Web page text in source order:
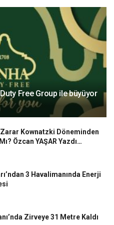
Free Group ile büyüyor
Kownatzki Döneminden
Özcan YAŞAR Yazdı…
3 Havalimanında Enerji
Zirveye 31 Metre Kaldı